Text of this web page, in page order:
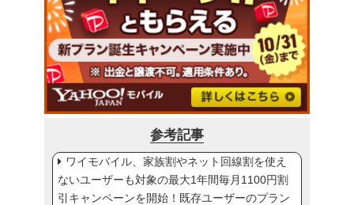
参考記事
ワイモバイル、家族割やネット回線割を使え
ないユーザーも対象の最大1年間毎月1100円割
引キャンペーンを開始！既存ユーザーのプラン